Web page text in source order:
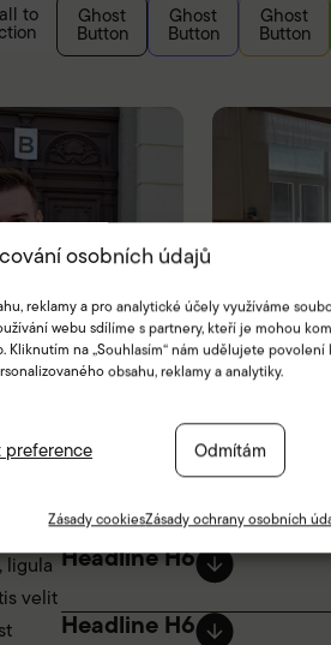
osobních údajů
reklamy a pro analytické účely využíváme
webu sdílíme s partnery, kteří je mohou
Kliknutím na „Souhlasím“ nám udělujete
obsahu, reklamy a analytiky.
Odmítám
preference
Zásady cookiesZásady ochrany osobních
to Ghost
Button
Ghost
Button
Ghost
Button
ligula
velit
Headline H6
Headline H6
Headline H6